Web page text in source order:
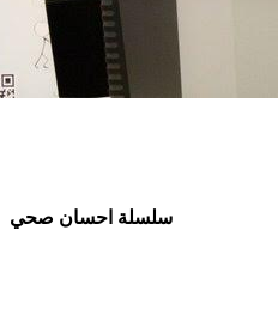
سلسلة احسان صحي